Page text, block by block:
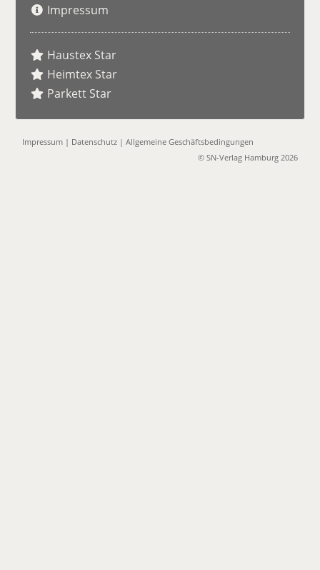
Impressum
Haustex Star
Heimtex Star
Parkett Star
Impressum | Datenschutz |Allgemeine Geschäftsbedingungen
© SN-Verlag Hamburg 2026